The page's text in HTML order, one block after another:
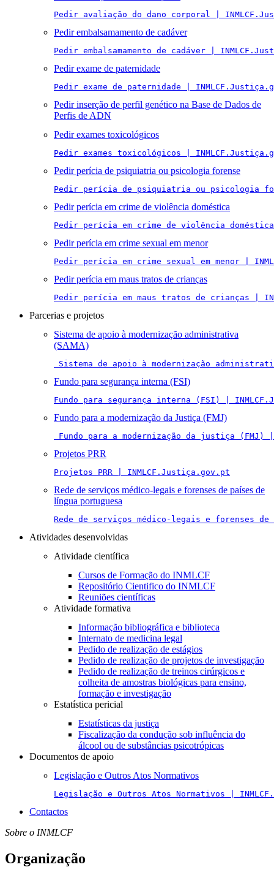
Pedir avaliação do dano corporal |
Pedir embalsamamento de cadáver
Pedir embalsamamento de cadáver |
Pedir exame de paternidade
Pedir exame de paternidade |
Pedir inserção de perfil genético na Base de Dados de
Perfis de ADN
Pedir exames toxicológicos
Pedir exames toxicológicos |
Pedir perícia de psiquiatria ou psicologia forense
Pedir perícia de psiquiatria ou psicologia
Pedir perícia em crime de violência doméstica
Pedir perícia em crime de violência
Pedir perícia em crime sexual em menor
Pedir perícia em crime sexual em menor |
Pedir perícia em maus tratos de crianças
Pedir perícia em maus tratos de crianças |
Parcerias e projetos
Sistema de apoio à modernização administrativa
(SAMA)
Sistema de apoio à modernização
Fundo para segurança interna (FSI)
Fundo para segurança interna (FSI) |
Fundo para a modernização da Justiça (FMJ)
Fundo para a modernização da justiça (FMJ)
Projetos PRR
Projetos PRR | INMLCF.Justiça.gov.pt
Rede de serviços médico-legais e forenses de países de
língua portuguesa
Rede de serviços médico-legais e forenses
Atividades desenvolvidas
Atividade científica
Cursos de Formação do INMLCF
Repositório Cientifico do INMLCF
Reuniões científicas
Atividade formativa
Informação bibliográfica e biblioteca
Internato de medicina legal
Pedido de realização de estágios
Pedido de realização de projetos de investigação
Pedido de realização de treinos cirúrgicos e
colheita de amostras biológicas para ensino,
formação e investigação
Estatística pericial
Estatísticas da justiça
Fiscalização da condução sob influência do
álcool ou de substâncias psicotrópicas
Documentos de apoio
Legislação e Outros Atos Normativos
Legislação e Outros Atos Normativos |
Contactos
Sobre o INMLCF
Organização